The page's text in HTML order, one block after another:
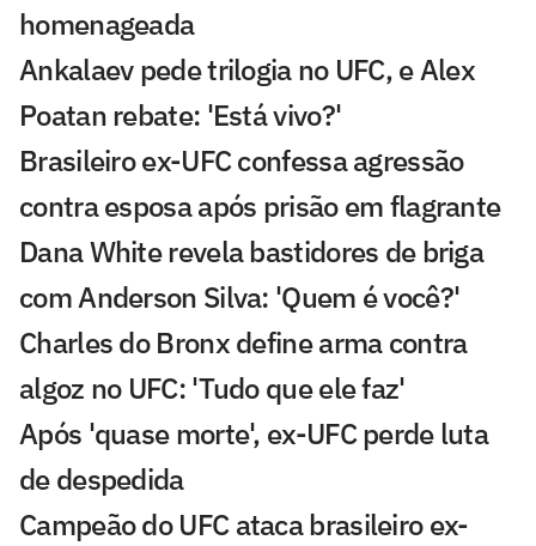
homenageada
Ankalaev pede trilogia no UFC, e Alex
Poatan rebate: 'Está vivo?'
Brasileiro ex-UFC confessa agressão
contra esposa após prisão em flagrante
Dana White revela bastidores de briga
com Anderson Silva: 'Quem é você?'
Charles do Bronx define arma contra
algoz no UFC: 'Tudo que ele faz'
Após 'quase morte', ex-UFC perde luta
de despedida
Campeão do UFC ataca brasileiro ex-